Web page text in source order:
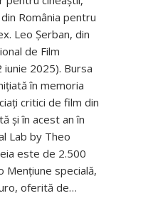
România pentru
Leo Șerban, din
de Film
iunie 2025). Bursa
în memoria
critici de film din
și în acest an în
Lab by Theo
este de 2.500
Mențiune specială,
oferită de…